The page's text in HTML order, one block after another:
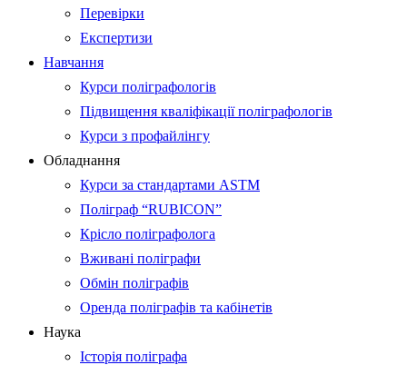
Перевірки
Експертизи
Навчання
Курси поліграфологів
Підвищення кваліфікації поліграфологів
Курси з профайлінгу
Обладнання
Курси за стандартами ASTM
Поліграф “RUBICON”
Крісло поліграфолога
Вживані поліграфи
Обмін поліграфів
Оренда поліграфів та кабінетів
Наука
Історія поліграфа